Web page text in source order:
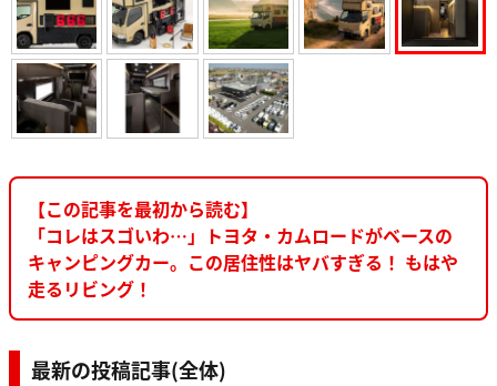
【この記事を最初から読む】
「コレはスゴいわ…」トヨタ・カムロードがベースの
キャンピングカー。この居住性はヤバすぎる！ もはや
走るリビング！
最新の投稿記事(全体)